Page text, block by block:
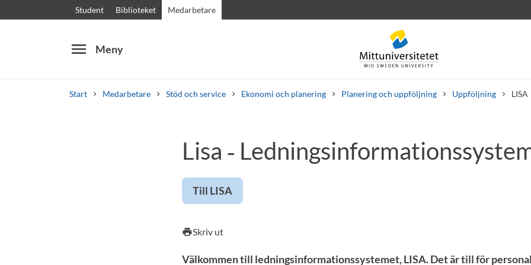
Student Biblioteket Medarbetare
menu Meny
Start Medarbetare Stöd och service Ekonomi och planering Planering och uppföljning Uppföljning LISA
KursplanerVälkomstbrev PersonalLediga jobb
Lisa ‑
Till LISA
printSkriv ut
Välkommen till ledningsinformationssystemet, LISA. Det är till för